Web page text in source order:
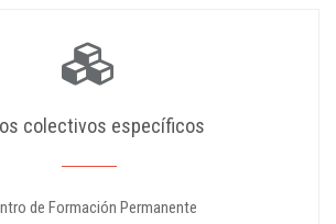
colectivos específicos
de Formación Permanente